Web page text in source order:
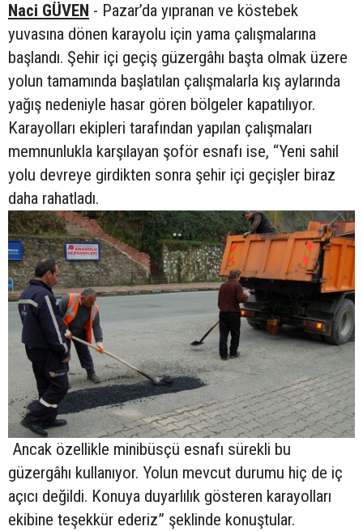
Naci GÜVEN - Pazar’da yıpranan ve köstebek
yuvasına dönen karayolu için yama çalışmalarına
başlandı. Şehir içi geçiş güzergâhı başta olmak üzere
yolun tamamında başlatılan çalışmalarla kış aylarında
yağış nedeniyle hasar gören bölgeler kapatılıyor.
Karayolları ekipleri tarafından yapılan çalışmaları
memnunlukla karşılayan şoför esnafı ise, “Yeni sahil
yolu devreye girdikten sonra şehir içi geçişler biraz
daha rahatladı.
Ancak özellikle minibüsçü esnafı sürekli bu
güzergâhı kullanıyor. Yolun mevcut durumu hiç de iç
açıcı değildi. Konuya duyarlılık gösteren karayolları
ekibine teşekkür ederiz” şeklinde konuştular.